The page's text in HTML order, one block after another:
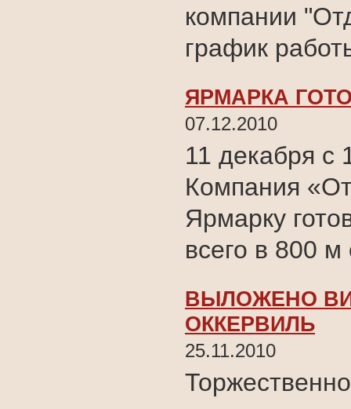
компании
график
ЯРМАРКА
07.12.2010
11 декабря с
Компания
Ярмарку
всего в 800
ВЫЛОЖЕНО
ОККЕРВИЛЬ
25.11.2010